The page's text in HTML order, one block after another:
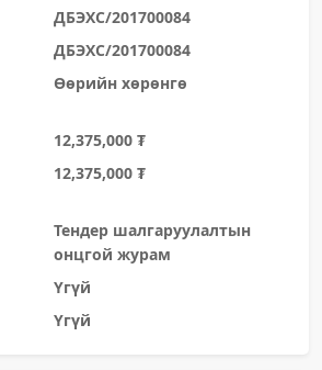
ДБЭХС/201700084
ДБЭХС/201700084
Өөрийн хөрөнгө
12,375,000 ₮
12,375,000 ₮
Тендер шалгаруулалтын
онцгой журам
Үгүй
Үгүй